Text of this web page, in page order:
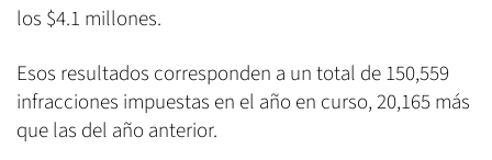
los $4.1 millones.
Esos resultados corresponden a un total de 150,559
infracciones impuestas en el año en curso, 20,165 más
que las del año anterior.